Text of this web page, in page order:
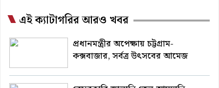
এই ক্যাটাগরির আরও খবর
প্রধানমন্ত্রীর অপেক্ষায় চট্টগ্রাম-
কক্সবাজার, সর্বত্র উৎসবের আমেজ